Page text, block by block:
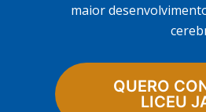
maior
QUERO
LICEU